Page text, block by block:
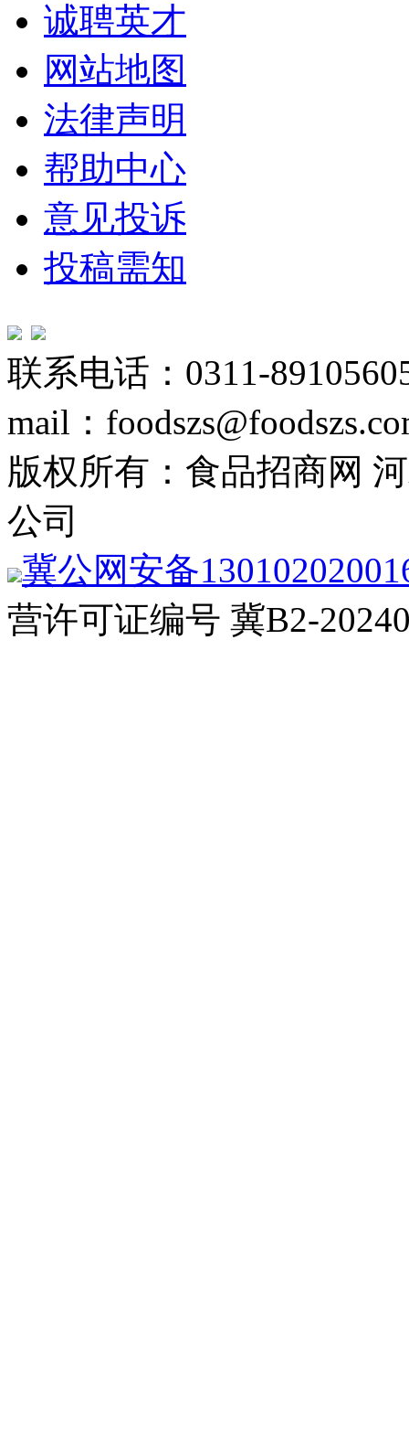
诚聘英才
网站地图
法律声明
帮助中心
意见投诉
投稿需知
联系电话：0311-
mail：
版权所有：食品招商网
公司
冀公网安备
营许可证编号 冀B2-